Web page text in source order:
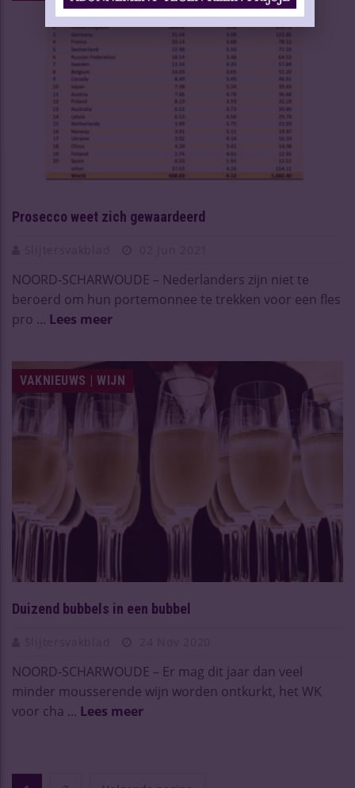
Prosecco weet zich gewaardeerd
NOORD-SCHARWOUDE – Nederlanders zijn niet te
beroerd om hun portemonnee te trekken voor een fles
pro ... Lees meer
VAKNIEUWS | WIJN
Duizend bubbels in een bubbel
NOORD-SCHARWOUDE – Er mag dit jaar dan veel
minder mousserende wijn worden ontkurkt, het WK
voor cha ... Lees meer